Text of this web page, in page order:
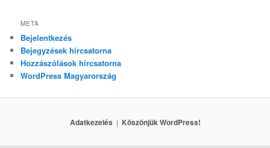
META
Bejelentkezés
Bejegyzések hírcsatorna
Hozzászólások hírcsatorna
WordPress Magyarország
Adatkezelés Köszönjük WordPress!